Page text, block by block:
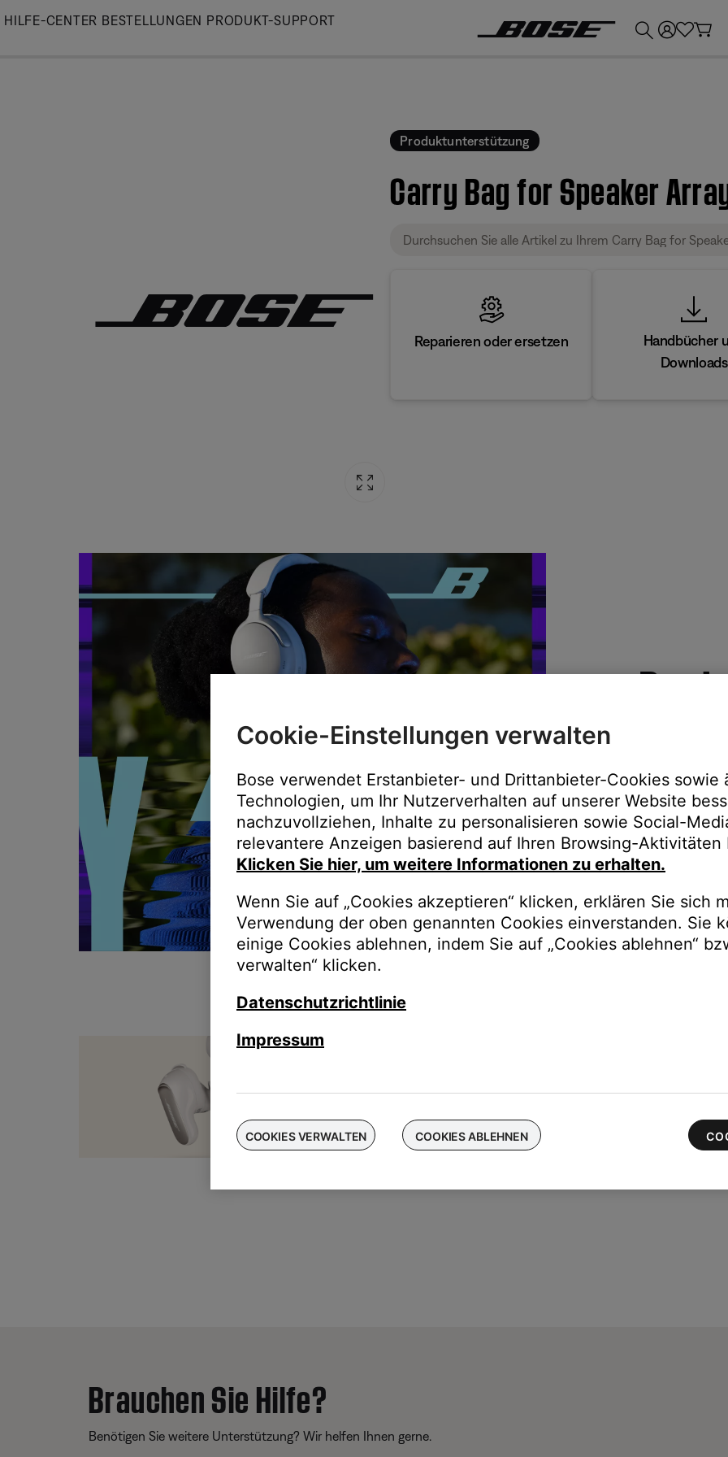
Skip
HILFE-CENTER BESTELLUNGEN PRODUKT-SUPPORT
Produktunterstützung
Carry Bag for Speaker
Reparieren oder ersetzen
Handbücher
Downloads
Immer der
Upgrades,
Bestellungen
für die neuesten QuietComfort Ultra-Ohrhörer
Brauchen Sie Hilfe?
Benötigen Sie weitere Unterstützung? Wir helfen Ihnen gerne.
Cookie-Einstellungen verwalten
Bose verwendet Erstanbieter- und Drittanbieter-Cookies sowie
Technologien, um Ihr Nutzerverhalten auf unserer Website
nachzuvollziehen, Inhalte zu personalisieren sowie Social-
relevantere Anzeigen basierend auf Ihren Browsing-Aktivitäten
Klicken Sie hier, um weitere Informationen zu erhalten.
Wenn Sie auf „Cookies akzeptieren“ klicken, erklären Sie sich
Verwendung der oben genannten Cookies einverstanden. Sie
einige Cookies ablehnen, indem Sie auf „Cookies ablehnen“
verwalten“ klicken.
Datenschutzrichtlinie
Impressum
COOKIES VERWALTEN COOKIES ABLEHNEN